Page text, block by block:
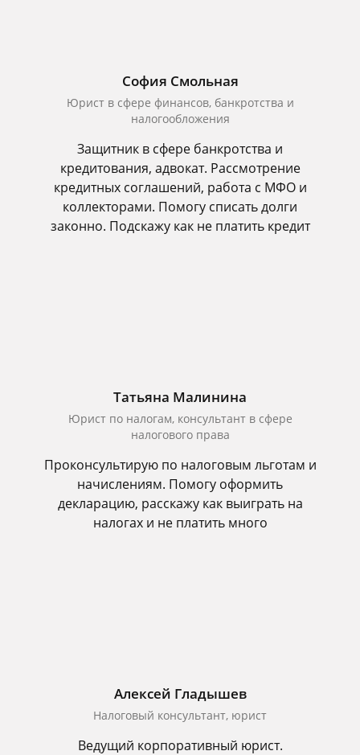
София Смольная
Юрист в сфере финансов, банкротства и
налогообложения
Защитник в сфере банкротства и
кредитования, адвокат. Рассмотрение
кредитных соглашений, работа с МФО и
коллекторами. Помогу списать долги
законно. Подскажу как не платить кредит
Татьяна Малинина
Юрист по налогам, консультант в сфере
налогового права
Проконсультирую по налоговым льготам и
начислениям. Помогу оформить
декларацию, расскажу как выиграть на
налогах и не платить много
Алексей Гладышев
Налоговый консультант, юрист
Ведущий корпоративный юрист.